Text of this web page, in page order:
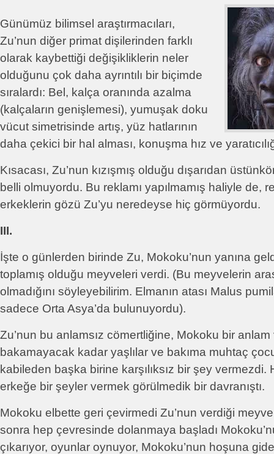
Günümüz bilimsel araştırmacıları,
Zu’nun diğer primat dişilerinden farklı
olarak kaybettiği değişikliklerin neler
olduğunu çok daha ayrıntılı bir biçimde
sıralardı: Bel, kalça oranında azalma
(kalçaların genişlemesi), yumuşak doku
vücut simetrisinde artış, yüz hatlarının
daha çekici bir hal alması, konuşma hız ve
Kısacası, Zu’nun kızışmış olduğu dışarıdan
belli olmuyordu. Bu reklamı yapılmamış haliyle de,
erkeklerin gözü Zu’yu neredeyse hiç görmüyordu.
III.
İşte o günlerden birinde Zu, Mokoku’nun yanına
toplamış olduğu meyveleri verdi. (Bu meyvelerin
olmadığını söyleyebilirim. Elmanın atası Malus
sadece Orta Asya’da bulunuyordu).
Zu’nun bu anlamsız cömertliğine, Mokoku bir
bakamayacak kadar yaşlılar ve bakıma muhtaç
kabileden başka birine karşılıksız bir şey
erkeğe bir şeyler vermek görülmedik bir davranıştı.
Mokoku elbette geri çevirmedi Zu’nun verdiği
sonra hep çevresinde dolanmaya başladı
çıkarıyor, oyunlar oynuyor, Mokoku’nun hoşuna